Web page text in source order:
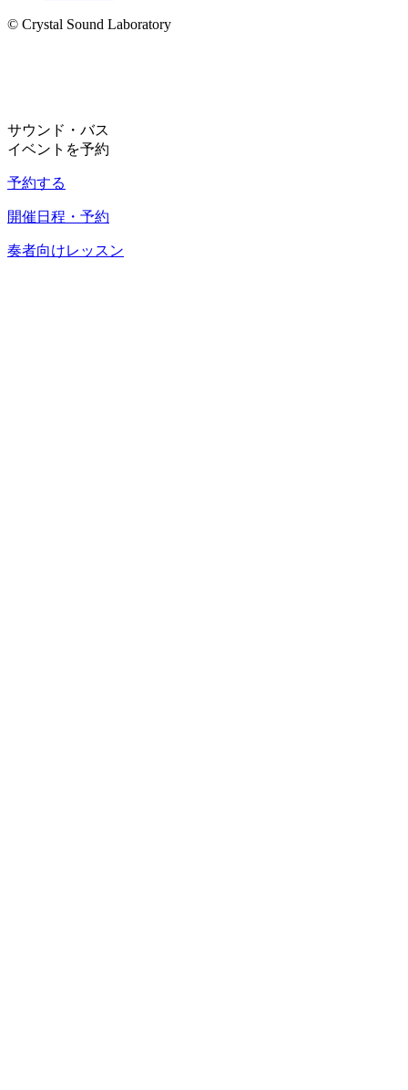
© Crystal Sound Laboratory
サウンド・バス
イベントを予約
予約する
開催日程・予約
奏者向けレッスン